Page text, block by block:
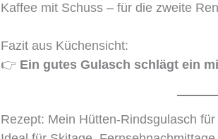
Kaffee mit Schuss – für die zweite
Fazit aus Küchensicht:
👉 Ein gutes Gulasch schlägt ein
Rezept: Mein Hütten-Rindsgulasch